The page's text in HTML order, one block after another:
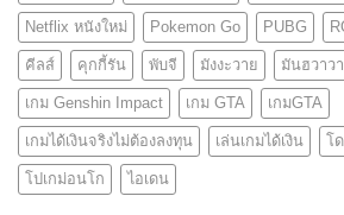
Netflix หนังใหม่ Pokemon Go PUBG
คีลส์ คุกกี้รัน พับจี มังงะวาย มันฮวาว
เกม Genshin Impact เกม GTA เกมGTA
เกมได้เงินจริงไม่ต้องลงทุน เล่นเกมได้เงิน โ
โปเกม่อนโก ไอเดน